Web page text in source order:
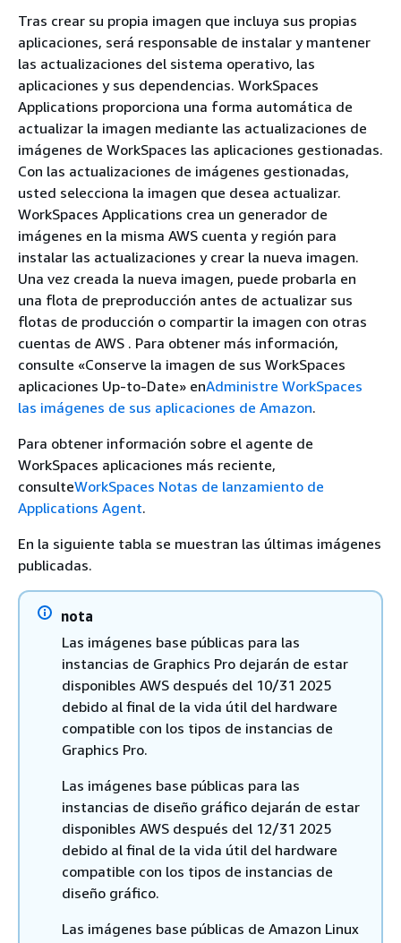
Tras crear su propia imagen que incluya sus propias
aplicaciones, será responsable de instalar y mantener
las actualizaciones del sistema operativo, las
aplicaciones y sus dependencias. WorkSpaces
Applications proporciona una forma automática de
actualizar la imagen mediante las actualizaciones de
imágenes de WorkSpaces las aplicaciones gestionadas.
Con las actualizaciones de imágenes gestionadas,
usted selecciona la imagen que desea actualizar.
WorkSpaces Applications crea un generador de
imágenes en la misma AWS cuenta y región para
instalar las actualizaciones y crear la nueva imagen.
Una vez creada la nueva imagen, puede probarla en
una flota de preproducción antes de actualizar sus
flotas de producción o compartir la imagen con otras
cuentas de AWS . Para obtener más información,
consulte «Conserve la imagen de sus WorkSpaces
aplicaciones Up-to-Date» enAdministre WorkSpaces
las imágenes de sus aplicaciones de Amazon.
Para obtener información sobre el agente de
WorkSpaces aplicaciones más reciente,
consulteWorkSpaces Notas de lanzamiento de
Applications Agent.
En la siguiente tabla se muestran las últimas imágenes
publicadas.
nota
Las imágenes base públicas para las
instancias de Graphics Pro dejarán de estar
disponibles AWS después del 10/31 2025
debido al final de la vida útil del hardware
compatible con los tipos de instancias de
Graphics Pro.
Las imágenes base públicas para las
instancias de diseño gráfico dejarán de estar
disponibles AWS después del 12/31 2025
debido al final de la vida útil del hardware
compatible con los tipos de instancias de
diseño gráfico.
Las imágenes base públicas de Amazon Linux